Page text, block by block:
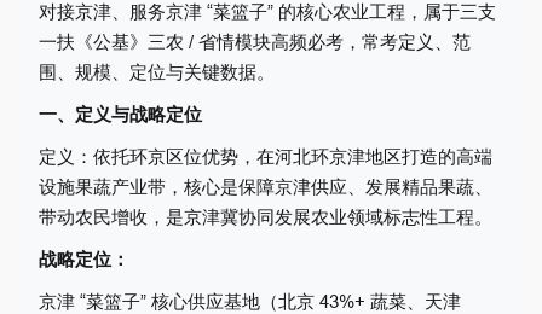
对接京津、服务京津 “菜篮子” 的核心农业工程，属于三支
一扶《公基》三农 / 省情模块高频必考，常考定义、范
围、规模、定位与关键数据。
一、定义与战略定位
定义：依托环京区位优势，在河北环京津地区打造的高端
设施果蔬产业带，核心是保障京津供应、发展精品果蔬、
带动农民增收，是京津冀协同发展农业领域标志性工程。
战略定位：
京津 “菜篮子” 核心供应基地（北京 43%+ 蔬菜、天津